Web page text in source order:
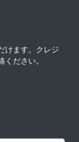
けます。クレジ
ださい。